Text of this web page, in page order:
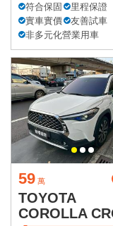
符合保固
里程保證
實車實價
友善試車
非多元化營業用車
59 萬
TOYOTA
COROLLA